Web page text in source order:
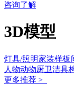
咨询了解
3D模型
灯具/照明家装样板
人物动物厨卫洁具
更多推荐 >